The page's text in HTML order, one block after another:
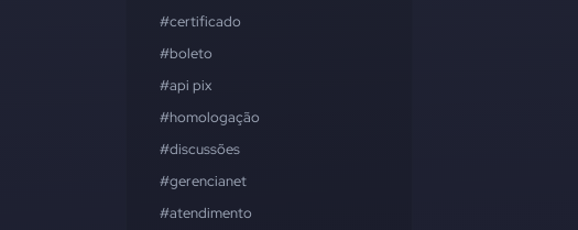
#certificado
#boleto
#api pix
#homologação
#discussões
#gerencianet
#atendimento